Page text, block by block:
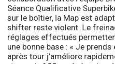
Séance Qualificative
sur le boîtier, la Map est
shifter reste violent. Le
réglages effectués
une bonne base : « Je
après tour j’améliore